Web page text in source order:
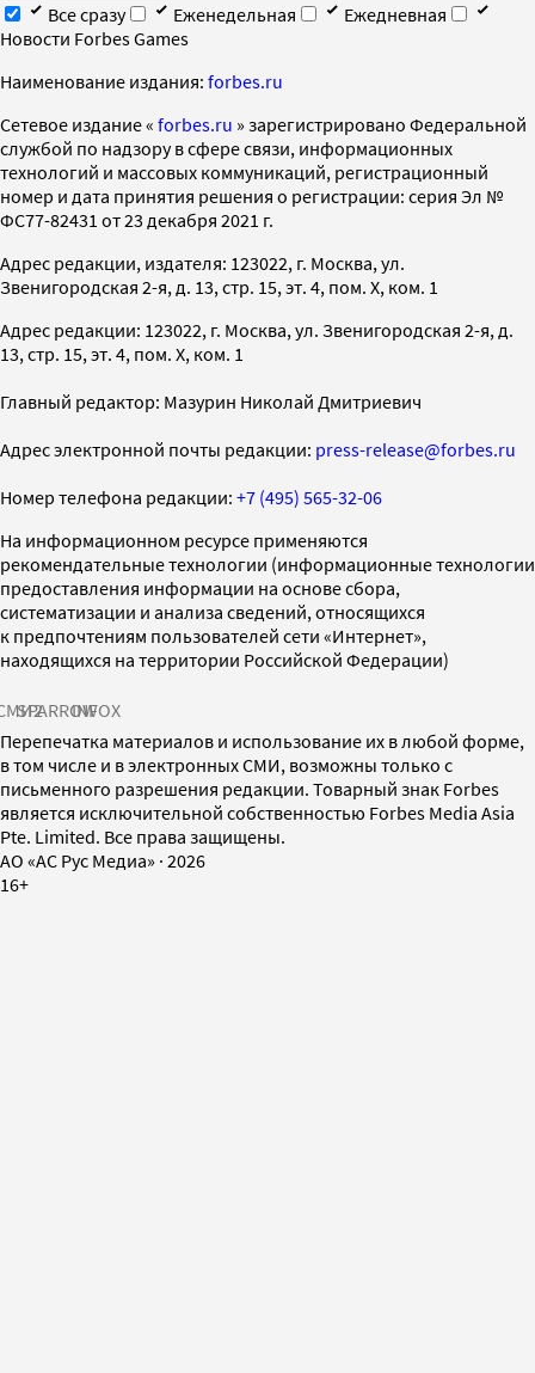
Все сразу
Еженедельная
Ежедневная
Новости Forbes Games
Наименование издания: forbes.ru
Cетевое издание « forbes.ru » зарегистрировано Федеральной
службой по надзору в сфере связи, информационных
технологий и массовых коммуникаций, регистрационный
номер и дата принятия решения о регистрации: серия Эл №
ФС77-82431 от 23 декабря 2021 г.
Адрес редакции, издателя: 123022, г. Москва, ул.
Звенигородская 2-я, д. 13, стр. 15, эт. 4, пом. X, ком. 1
Адрес редакции: 123022, г. Москва, ул. Звенигородская 2-я, д.
13, стр. 15, эт. 4, пом. X, ком. 1
Главный редактор: Мазурин Николай Дмитриевич
Адрес электронной почты редакции: press-release@forbes.ru
Номер телефона редакции: +7 (495) 565-32-06
На информационном ресурсе применяются
рекомендательные технологии (информационные технологии
предоставления информации на основе сбора,
систематизации и анализа сведений, относящихся
к предпочтениям пользователей сети «Интернет»,
находящихся на территории Российской Федерации)
SPARROWINFOX
Перепечатка материалов и использование их в любой форме,
в том числе и в электронных СМИ, возможны только с
письменного разрешения редакции. Товарный знак Forbes
является исключительной собственностью Forbes Media Asia
Pte. Limited. Все права защищены.
AO «АС Рус Медиа» · 2026
16+